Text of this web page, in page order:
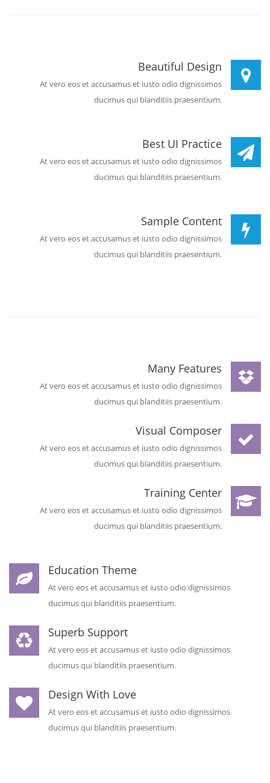
Beautiful Design
At vero eos et accusamus et iusto odio dignissimos
ducimus qui blanditiis praesentium.
Best UI Practice
At vero eos et accusamus et iusto odio dignissimos
ducimus qui blanditiis praesentium.
Sample Content
At vero eos et accusamus et iusto odio dignissimos
ducimus qui blanditiis praesentium.
Many Features
At vero eos et accusamus et iusto odio dignissimos
ducimus qui blanditiis praesentium.
Visual Composer
At vero eos et accusamus et iusto odio dignissimos
ducimus qui blanditiis praesentium.
Training Center
At vero eos et accusamus et iusto odio dignissimos
ducimus qui blanditiis praesentium.
Education Theme
At vero eos et accusamus et iusto odio dignissimos
ducimus qui blanditiis praesentium.
Superb Support
At vero eos et accusamus et iusto odio dignissimos
ducimus qui blanditiis praesentium.
Design With Love
At vero eos et accusamus et iusto odio dignissimos
ducimus qui blanditiis praesentium.